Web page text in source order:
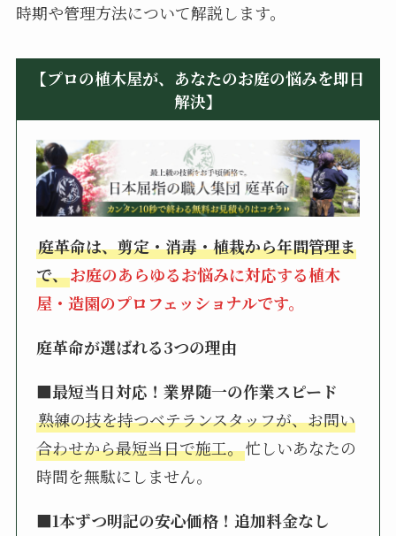
時期や管理方法について解説します。
【プロの植木屋が、あなたのお庭の悩みを即日
解決】
庭革命は、剪定・消毒・植栽から年間管理ま
で、お庭のあらゆるお悩みに対応する植木
屋・造園のプロフェッショナルです。
庭革命が選ばれる3つの理由
■最短当日対応！業界随一の作業スピード
熟練の技を持つベテランスタッフが、お問い
合わせから最短当日で施工。忙しいあなたの
時間を無駄にしません。
■1本ずつ明記の安心価格！追加料金なし